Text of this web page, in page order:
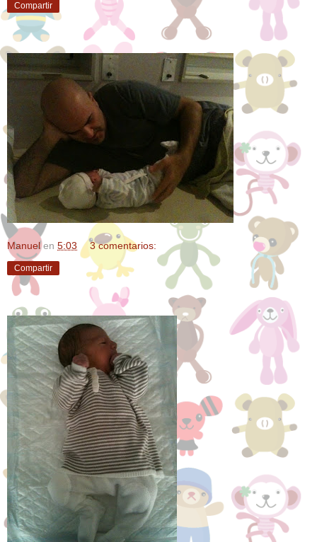
Compartir
Manuel en 5:03 3 comentarios:
Compartir